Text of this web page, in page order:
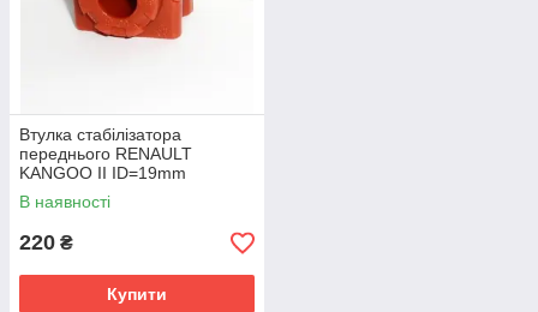
Втулка стабілізатора
переднього RENAULT
KANGOO II ID=19mm
OEM:7701070790 поліуретан
В наявності
220 ₴
Купити